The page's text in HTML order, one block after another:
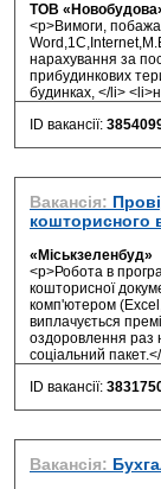
ТОВ
<p>Вимоги,
нарахування за
прибудинкових
будинках, </li>
ID вакансії:
Вакансія:
кошторисного
«Міськзеленбуд»
<p>Робота в
кошторисної
комп'ютером
виплачується
оздоровлення раз
соціальний
ID вакансії:
Вакансія: